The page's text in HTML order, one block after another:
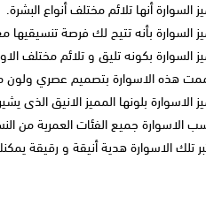
السوارة أنها تلائم مختلف أنواع البشرة.
السوارة بأنه تتيح لك فرصة تنسيقيها
السوارة بكونه تليق و تلائم مختلف
هذه الاسوارة بتصميم عصري ولون
الاسوارة بلونها المميز الانيق الذى
الاسوارة جميع الفئات العمرية من
تلك الاسوارة هدية أنيقة و رقيقة